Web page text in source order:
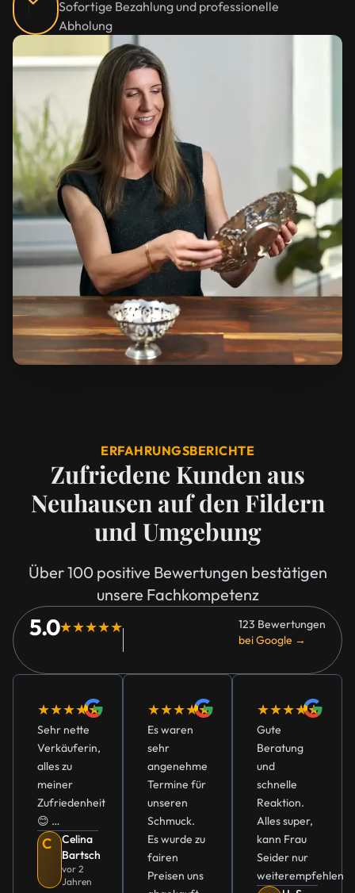
Sofortige Bezahlung und professionelle
Abholung
ERFAHRUNGSBERICHTE
Zufriedene Kunden aus
Neuhausen auf den Fildern
und Umgebung
Über 100 positive Bewertungen bestätigen
unsere Fachkompetenz
5.0★★★★★
123 Bewertungen
bei Google →
★★★★★
Sehr nette
Verkäuferin,
alles zu
meiner
Zufriedenheit
😊 …
C
Celina
Bartsch
vor 2
Jahren
★★★★★
Es waren
sehr
angenehme
Termine für
unseren
Schmuck.
Es wurde zu
fairen
Preisen uns
★★★★★
Gute
Beratung
und
schnelle
Reaktion.
Alles super,
kann Frau
Seider nur
weiterempfehlen